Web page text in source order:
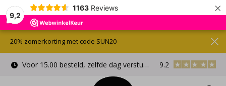
9,2
1163 Reviews ×
Voor 15.00 besteld, zelfde dag verstuurd Gratis
9.2
20% zomerkorting met code SUN20